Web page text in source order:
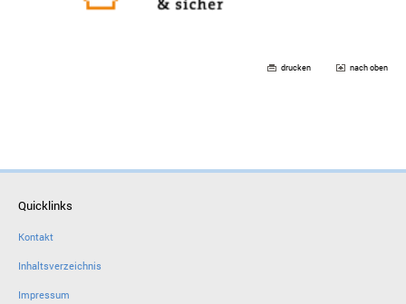
drucken nach oben
Quicklinks
Kontakt
Inhaltsverzeichnis
Impressum